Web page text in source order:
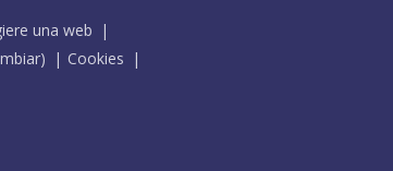
una web
)
Cookies